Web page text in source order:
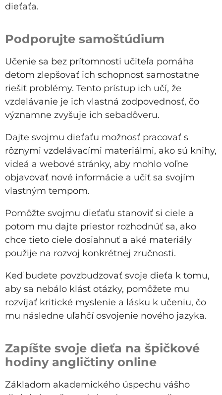
dieťaťa.
Podporujte samoštúdium
Učenie sa bez prítomnosti učiteľa pomáha
deťom zlepšovať ich schopnosť samostatne
riešiť problémy. Tento prístup ich učí, že
vzdelávanie je ich vlastná zodpovednosť, čo
významne zvyšuje ich sebadôveru.
Dajte svojmu dieťaťu možnosť pracovať s
rôznymi vzdelávacími materiálmi, ako sú knihy,
videá a webové stránky, aby mohlo voľne
objavovať nové informácie a učiť sa svojím
vlastným tempom.
Pomôžte svojmu dieťaťu stanoviť si ciele a
potom mu dajte priestor rozhodnúť sa, ako
chce tieto ciele dosiahnuť a aké materiály
použije na rozvoj konkrétnej zručnosti.
Keď budete povzbudzovať svoje dieťa k tomu,
aby sa nebálo klásť otázky, pomôžete mu
rozvíjať kritické myslenie a lásku k učeniu, čo
mu následne uľahčí osvojenie nového jazyka.
Zapíšte svoje dieťa na špičkové
hodiny angličtiny online
Základom akademického úspechu vášho